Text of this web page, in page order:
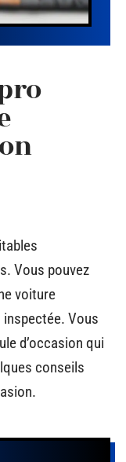
Vous pouvez
voiture
inspectée. Vous
d’occasion qui
conseils